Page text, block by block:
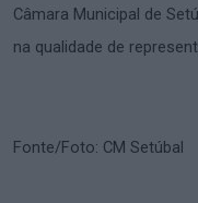
Câmara Municipal de
na qualidade de
Fonte/Foto: CM Setúbal